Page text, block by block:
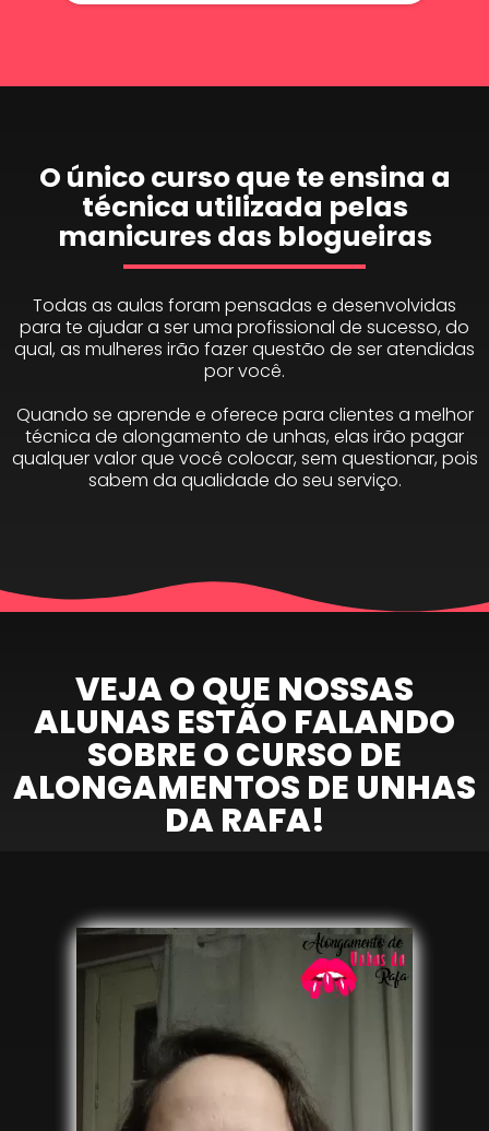
O único curso que te ensina a
técnica utilizada pelas
manicures das blogueiras
Todas as aulas foram pensadas e desenvolvidas
para te ajudar a ser uma profissional de sucesso, do
qual, as mulheres irão fazer questão de ser atendidas
por você.
Quando se aprende e oferece para clientes a melhor
técnica de alongamento de unhas, elas irão pagar
qualquer valor que você colocar, sem questionar, pois
sabem da qualidade do seu serviço.
VEJA O QUE NOSSAS
ALUNAS ESTÃO FALANDO
SOBRE O CURSO DE
ALONGAMENTOS DE UNHAS
DA RAFA!